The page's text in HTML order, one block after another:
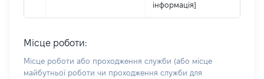
інформація]
Місце роботи:
Місце роботи або проходження служби (або місце
майбутньої роботи чи проходження служби для